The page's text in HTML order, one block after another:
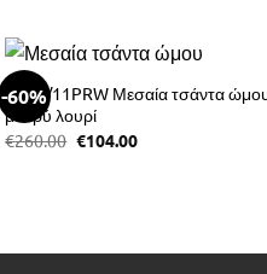
-60%
3BFB/11PRW Μεσαία τσάντα
μακρύ λουρί
€260.00 Original
€104.00Η